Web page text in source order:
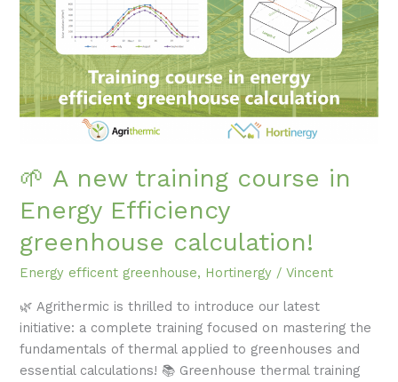
🌱 A new training course in
Energy Efficiency
greenhouse calculation!
Energy efficent greenhouse, Hortinergy /Vincent
🌿 Agrithermic is thrilled to introduce our latest
initiative: a complete training focused on mastering the
fundamentals of thermal applied to greenhouses and
essential calculations! 📚 Greenhouse thermal training
new
training
course
Energy
Efficiency
greenhouse